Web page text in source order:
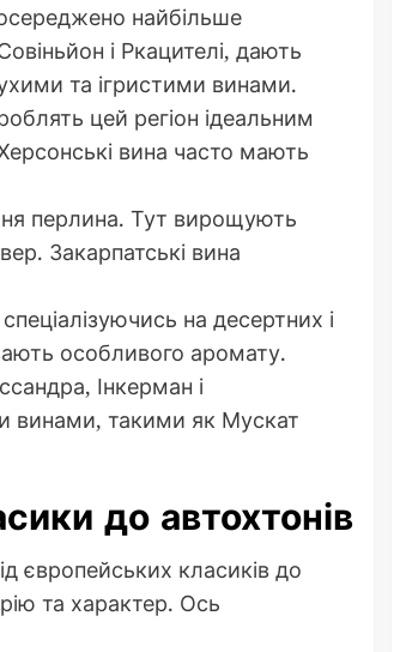
найбільше
і Ркацителі, дають
та ігристими винами.
цей регіон ідеальним
вина часто мають
перлина. Тут вирощують
Закарпатські вина
на десертних і
особливого аромату.
Інкерман і
винами, такими як Мускат
до автохтонів
європейських класиків до
та характер. Ось